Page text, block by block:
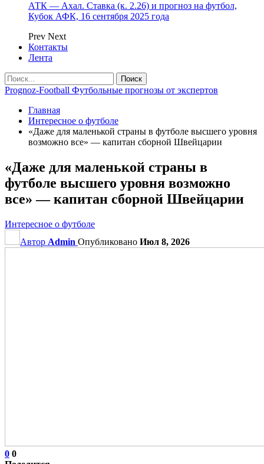
АТК — Ахал. Ставка (к. 2.26) и прогноз на футбол,
Кубок АФК, 16 сентября 2025 года
Prev Next
Контакты
Лента
Prognoz-Football Футбольные прогнозы от экспертов
Главная
Интересное о футболе
«Даже для маленькой страны в футболе высшего уровня
возможно все» — капитан сборной Швейцарии
«Даже для маленькой страны в
футболе высшего уровня возможно
все» — капитан сборной Швейцарии
Интересное о футболе
Автор Admin Опубликовано Июл 8, 2026
0 0